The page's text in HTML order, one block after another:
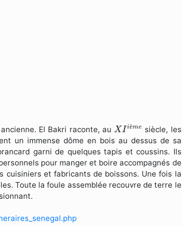
El Bakri raconte, auXI ième
XIième
siècle, les
un immense dôme en bois au dessus de sa
garni de quelques tapis et coussins. Ils
pour manger et boire accompagnés de
cuisiniers et fabricants de boissons. Une fois la
Toute la foule assemblée recouvre de terre le